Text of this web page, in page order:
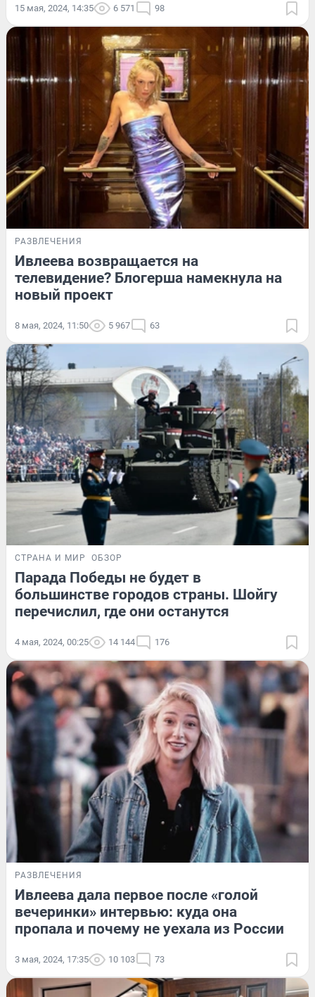
15 мая, 2024, 14:35 6 571 98
РАЗВЛЕЧЕНИЯ
Ивлеева возвращается на
телевидение? Блогерша намекнула на
новый проект
8 мая, 2024, 11:50 5 967 63
СТРАНА И МИР ОБЗОР
Парада Победы не будет в
большинстве городов страны. Шойгу
перечислил, где они останутся
4 мая, 2024, 00:25 14 144 176
РАЗВЛЕЧЕНИЯ
Ивлеева дала первое после «голой
вечеринки» интервью: куда она
пропала и почему не уехала из России
3 мая, 2024, 17:35 10 103 73